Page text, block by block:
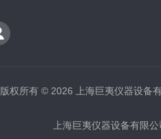
版权所有 © 2026 上海巨夷仪器设
上海巨夷仪器设备有限